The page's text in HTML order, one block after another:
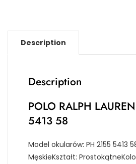
Description
Description
POLO RALPH
5413 58
Model okularów: PH 2155 5413
MęskieKształt: